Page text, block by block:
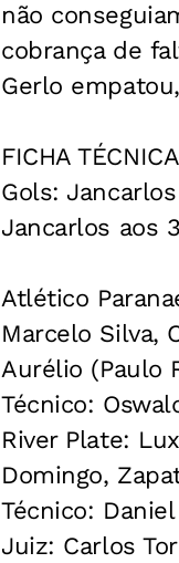
não
cobrança de
Gerlo
FICHA TÉCNICA
Gols:
Jancarlos aos
Atlético
Marcelo Silva,
Aurélio (Paulo
Técnico:
River Plate:
Domingo,
Técnico:
Juiz: Carlos